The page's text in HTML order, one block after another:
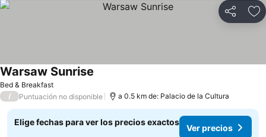
Compartir
Bed & Breakfast
Warsaw Sunrise
/ Puntuación no disponible a 0.5 km de: Palacio de la Cultura
Elige fechas para ver los precios exactos
Ver precios